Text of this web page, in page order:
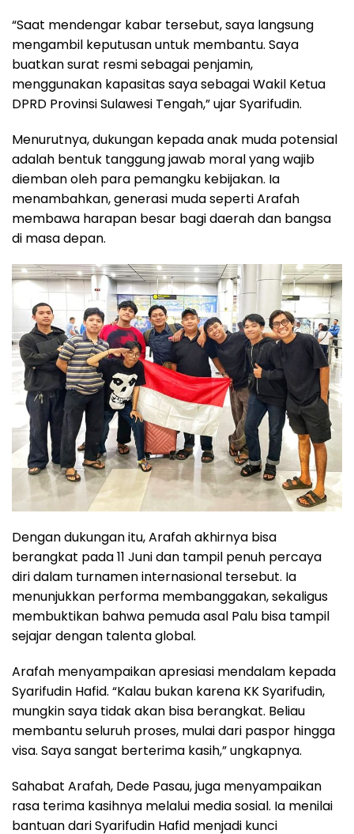
“Saat mendengar kabar tersebut, saya langsung
mengambil keputusan untuk membantu. Saya
buatkan surat resmi sebagai penjamin,
menggunakan kapasitas saya sebagai Wakil Ketua
DPRD Provinsi Sulawesi Tengah,” ujar Syarifudin.
Menurutnya, dukungan kepada anak muda potensial
adalah bentuk tanggung jawab moral yang wajib
diemban oleh para pemangku kebijakan. Ia
menambahkan, generasi muda seperti Arafah
membawa harapan besar bagi daerah dan bangsa
di masa depan.
Dengan dukungan itu, Arafah akhirnya bisa
berangkat pada 11 Juni dan tampil penuh percaya
diri dalam turnamen internasional tersebut. Ia
menunjukkan performa membanggakan, sekaligus
membuktikan bahwa pemuda asal Palu bisa tampil
sejajar dengan talenta global.
Arafah menyampaikan apresiasi mendalam kepada
Syarifudin Hafid. “Kalau bukan karena KK Syarifudin,
mungkin saya tidak akan bisa berangkat. Beliau
membantu seluruh proses, mulai dari paspor hingga
visa. Saya sangat berterima kasih,” ungkapnya.
Sahabat Arafah, Dede Pasau, juga menyampaikan
rasa terima kasihnya melalui media sosial. Ia menilai
bantuan dari Syarifudin Hafid menjadi kunci